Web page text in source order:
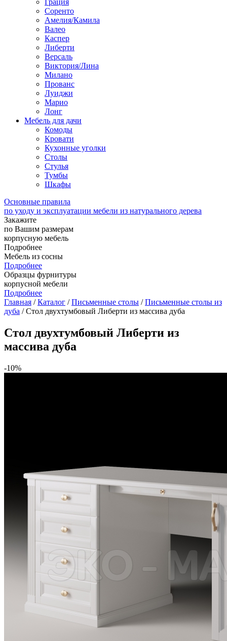
Грация
Соренто
Амелия/Камила
Валео
Каспер
Либерти
Версаль
Виктория/Лина
Милано
Прованс
Луиджи
Марио
Лонг
Мебель для дачи
Комоды
Кровати
Кухонные уголки
Столы
Стулья
Тумбы
Шкафы
Основные правила
по уходу и эксплуатации мебели из натурального дерева
Закажите
по Вашим размерам
корпусную мебель
Подробнее
Мебель из сосны
Подробнее
Образцы фурнитуры
корпусной мебели
Подробнее
Главная /Каталог /Письменные столы /Письменные столы из
дуба / Стол двухтумбовый Либерти из массива дуба
Стол двухтумбовый Либерти из
массива дуба
-10%